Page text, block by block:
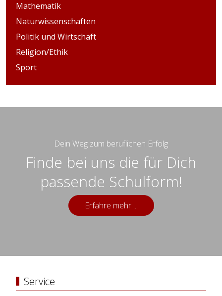
Mathematik
Naturwissenschaften
Politik und Wirtschaft
Religion/Ethik
Sport
Dein Weg zum beruflichen Erfolg
Finde bei uns die für Dich
passende Schulform!
Erfahre mehr ...
Service